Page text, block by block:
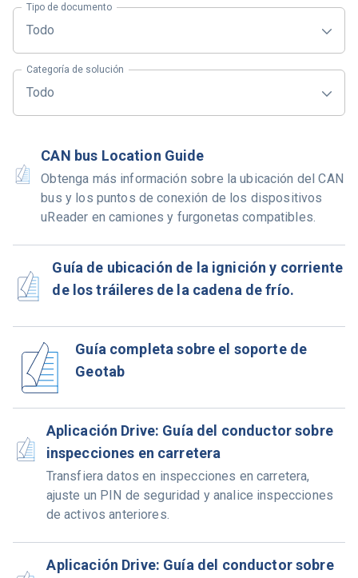
Tipo de documento
Todo
Categoría de solución
Todo
CAN bus Location Guide
Obtenga más información sobre la ubicación del CAN
bus y los puntos de conexión de los dispositivos
uReader en camiones y furgonetas compatibles.
Guía de ubicación de la ignición y corriente
de los tráileres de la cadena de frío.
Guía completa sobre el soporte de
Geotab
Aplicación Drive: Guía del conductor sobre
inspecciones en carretera
Transfiera datos en inspecciones en carretera,
ajuste un PIN de seguridad y analice inspecciones
de activos anteriores.
Aplicación Drive: Guía del conductor sobre